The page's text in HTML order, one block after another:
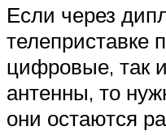
Если через
телеприставке
цифровые, так
антенны, то
они остаются